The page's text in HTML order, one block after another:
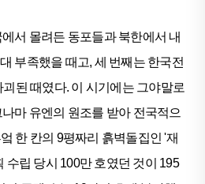
서 몰려든 동포들과 북한에서 내
부족했을 때고, 세 번째는 한국전
된 때였다. 이 시기에는 그야말로
마 유엔의 원조를 받아 전국적으
한 칸의 9평짜리 흙벽돌집인 '재
수립 당시 100만 호였던 것이 195